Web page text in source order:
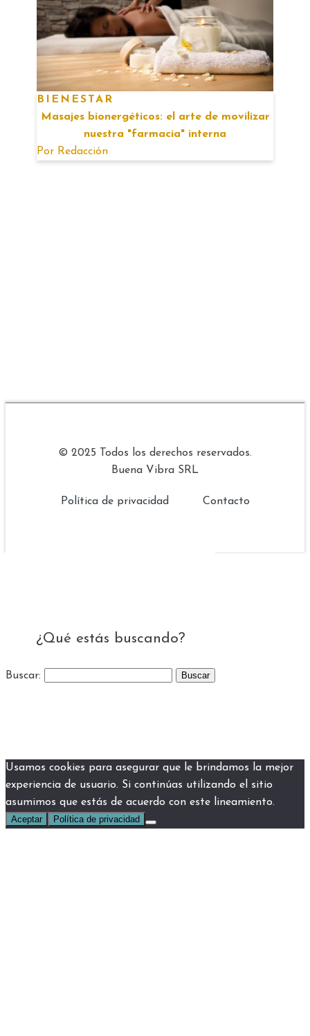
BIENESTAR
Masajes bionergéticos: el arte de movilizar
nuestra "farmacia" interna
Por Redacción
© 2025 Todos los derechos reservados.
Buena Vibra SRL
Política de privacidad Contacto
¿Qué estás buscando?
Buscar:
Usamos cookies para asegurar que le brindamos la mejor
experiencia de usuario. Si continúas utilizando el sitio
asumimos que estás de acuerdo con este lineamiento.
Aceptar Política de privacidad